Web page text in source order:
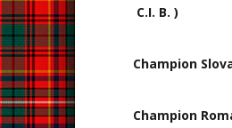
C.I. B. )
Champion
Champion